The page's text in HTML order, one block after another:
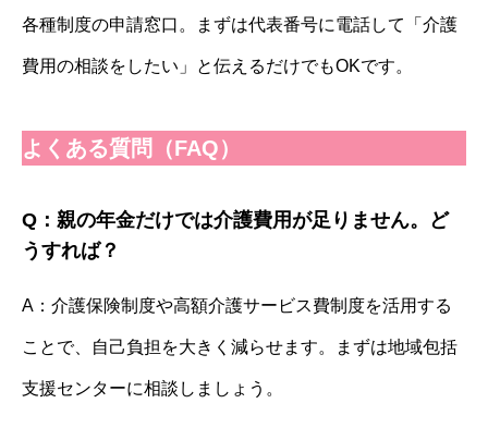
各種制度の申請窓口。まずは代表番号に電話して「介護
費用の相談をしたい」と伝えるだけでもOKです。
よくある質問（FAQ）
Q：親の年金だけでは介護費用が足りません。ど
うすれば？
A：介護保険制度や高額介護サービス費制度を活用する
ことで、自己負担を大きく減らせます。まずは地域包括
支援センターに相談しましょう。